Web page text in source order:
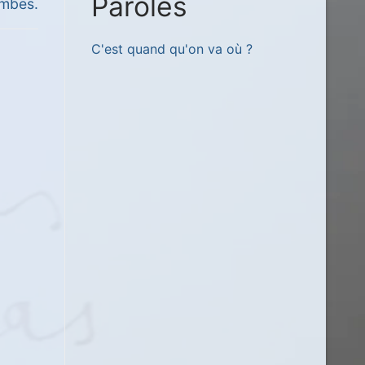
C'est quand qu'on va où ?